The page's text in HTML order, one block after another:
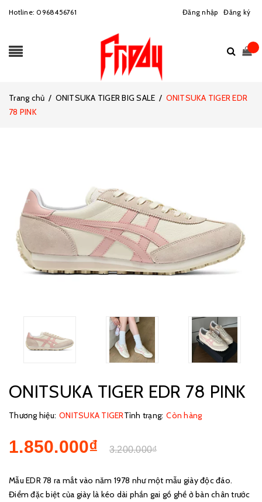
Hotline:0968456761 Đăng nhập Đăng ký
Trang chủ / ONITSUKA TIGER BIG SALE / ONITSUKA TIGER EDR
78 PINK
ONITSUKA TIGER EDR 78 PINK
Thương hiệu: ONITSUKA TIGERTình trạng: Còn hàng
1.850.000₫ 3.200.000₫
Mẫu EDR 78 ra mắt vào năm 1978 như một mẫu giày độc đáo.
Điểm đặc biệt của giày là kéo dài phần gai gồ ghề ở bàn chân trước